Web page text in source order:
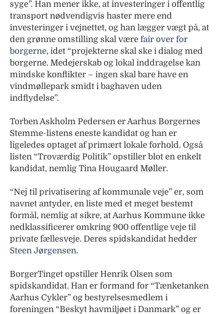
syge”. Han mener ikke, at investeringer i offentlig
transport nødvendigvis haster mere end
investeringer i vejnettet, og han lægger vægt på, at
den grønne omstilling skal være fair over for
borgerne, idet “projekterne skal ske i dialog med
borgerne. Medejerskab og lokal inddragelse kan
mindske konflikter – ingen skal bare have en
vindmøllepark smidt i baghaven uden
indflydelse”.
Torben Askholm Pedersen er Aarhus Borgernes
Stemme-listens eneste kandidat og han er
ligeledes optaget af primært lokale forhold. Også
listen “Troværdig Politik” opstiller blot en enkelt
kandidat, nemlig Tina Hougaard Møller.
“Nej til privatisering af kommunale veje” er, som
navnet antyder, en liste med et meget bestemt
formål, nemlig at sikre, at Aarhus Kommune ikke
nedklassificerer omkring 900 offentlige veje til
private fællesveje. Deres spidskandidat hedder
Steen Jørgensen.
BorgerTinget opstiller Henrik Olsen som
spidskandidat. Han er formand for “Tænketanken
Aarhus Cykler” og bestyrelsesmedlem i
foreningen “Beskyt havmiljøet i Danmark” og er